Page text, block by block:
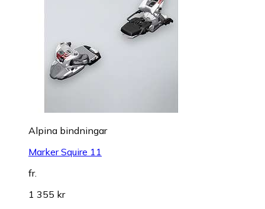
Alpina bindningar
Marker Squire 11
fr.
1 355 kr